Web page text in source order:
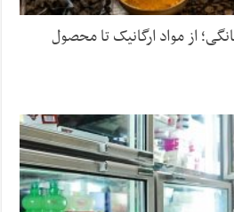
از مواد ارگانیک تا محصول